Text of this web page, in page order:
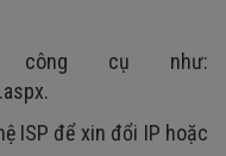
cụ như:
ISP để xin đổi IP hoặc